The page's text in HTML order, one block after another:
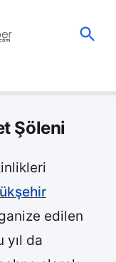
Şöleni
edilen
yıl da